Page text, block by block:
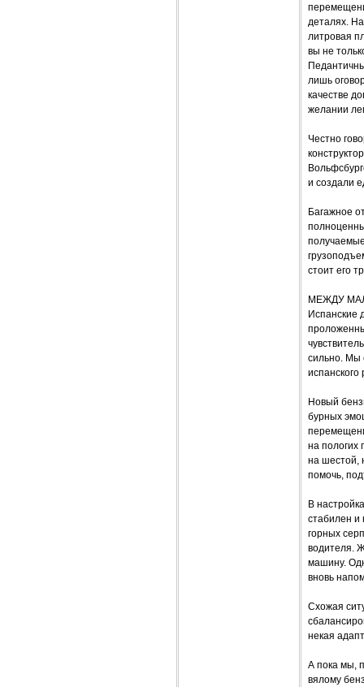
деталях.
литровая
вы не
лишь
качестве
желании
Честно
и создали
Багажное
стоит его
МЕЖДУ
Испанские
сильно. Мы
испанского
Новый
бурных
на пологих
на шестой,
помочь,
В
стабилен и
горных
водителя.
машину.
вновь
Схожая
некая
А пока мы,
вялому